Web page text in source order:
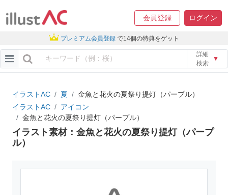
会員登録 ログイン
プレミアム会員登録 で14個の特典をゲット
詳細
検索
▼
イラストAC 夏
金魚と花火の夏祭り提灯（パープル）
イラストAC
アイコン
金魚と花火の夏祭り提灯（パープル）
イラスト素材：金魚と花火の夏祭り提灯（パープ
ル）